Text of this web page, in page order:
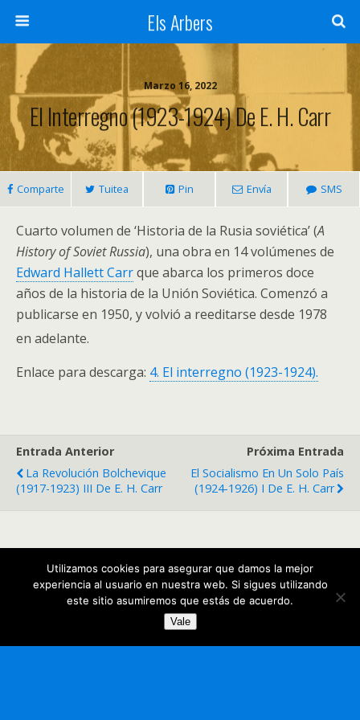
Els Arbers
Marzo 16, 2022
El Interregno (1923-1924) De E. H. Carr
Comparte Tuitea Pin Envía SMS
Cuarto volumen de ‘Historia de la Rusia soviética’ (A
History of Soviet Russia), una obra en 14 volúmenes de
Edward Hallett Carrque abarca los primeros doce
años de la historia de la Unión Soviética. Comenzó a
publicarse en 1950, y volvió a reeditarse desde 1978
en adelante.
Enlace para descarga: 4. El interregno (1923-1924).
Entrada Anterior
La Revolución Bolchevique
(1917-1923) III De E. H. Carr
Próxima Entrada
El Socialismo En Un Solo País
(1924-1926) I De E. H. Carr
Móvil Escritorio
Utilizamos cookies para asegurar que damos la mejor
experiencia al usuario en nuestra web. Si sigues utilizando
este sitio asumiremos que estás de acuerdo.
Vale